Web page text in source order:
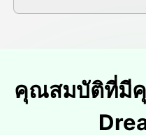
คุณสมบัติที่มี